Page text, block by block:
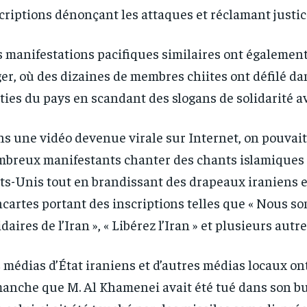
and you
1-YEAR
/ year
By
every
and you
1-YEAR
/ year
By
every
dénonçant les attaques et réclamant
manifestations pacifiques similaires ont
où des dizaines de membres chiites ont défilé
du pays en scandant des slogans de solidarité
une vidéo devenue virale sur Internet, on
manifestants chanter des chants
Unis tout en brandissant des drapeaux iraniens
portant des inscriptions telles que « Nous
de l’Iran », « Libérez l’Iran » et plusieurs
médias d’État iraniens et d’autres médias locaux
que M. Al Khamenei avait été tué dans son